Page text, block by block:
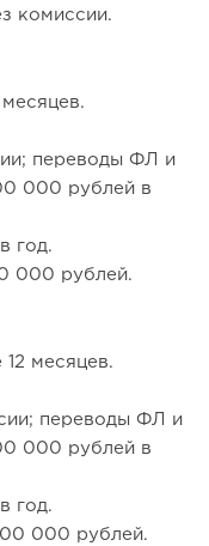
комиссии.
переводы ФЛ и
000 рублей в
год.
000 рублей.
месяцев.
переводы ФЛ и
000 рублей в
год.
000 рублей.